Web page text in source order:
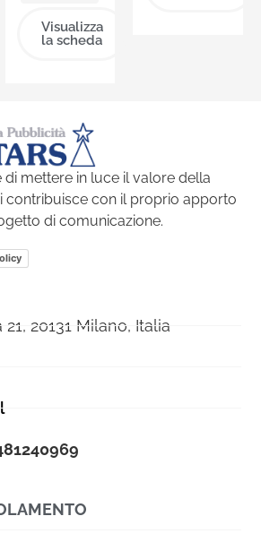
Visualizza
la scheda
mettere in luce il valore della
contribuisce con il proprio apporto
di comunicazione.
20131 Milano, Italia